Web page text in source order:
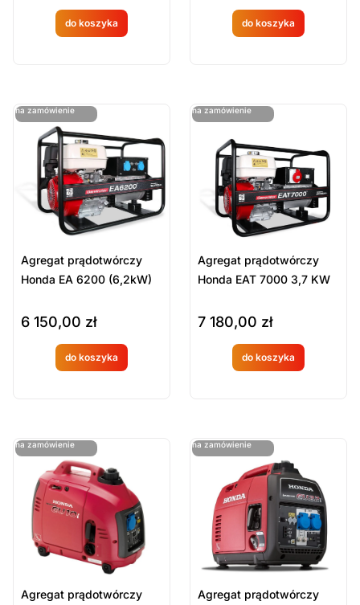
do koszyka
Produkt
na
zamówien
ie
do koszyka
Produkt
na
zamówien
ie
na zamówienie
ostatnie sztuki
Agregat prądotwórczy
Honda EA 6200 (6,2kW)
6 150,00 zł
do koszyka
Produkt
na
zamówien
ie
na zamówienie
ostatnie sztuki
Agregat prądotwórczy
Honda EAT 7000 3,7 KW
7 180,00 zł
do koszyka
Produkt
na
zamówien
na zamówienie
ostatnie sztuki
Agregat prądotwórczy
na zamówienie
ostatnie sztuki
Agregat prądotwórczy